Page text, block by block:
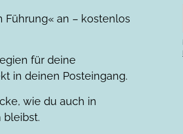
an – kostenlos
für deine
in deinen Posteingang.
wie du auch in
bleibst.